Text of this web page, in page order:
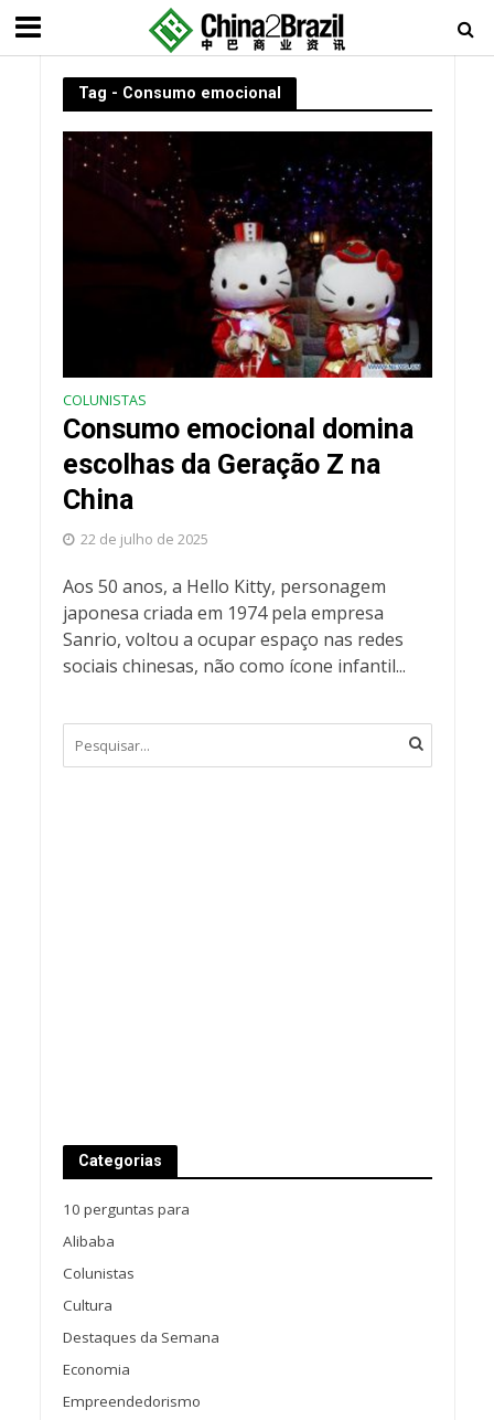
Tag - Consumo emocional
COLUNISTAS
Consumo emocional domina
escolhas da Geração Z na
China
22 de julho de 2025
Aos 50 anos, a Hello Kitty, personagem
japonesa criada em 1974 pela empresa
Sanrio, voltou a ocupar espaço nas redes
sociais chinesas, não como ícone infantil...
Categorias
10 perguntas para
Alibaba
Colunistas
Cultura
Destaques da Semana
Economia
Empreendedorismo